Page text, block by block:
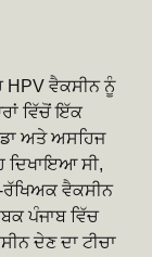
ਵੈਕਸੀਨ ਨੂੰ
ਵਿੱਚੋਂ ਇੱਕ
ਅਤੇ ਅਸਹਿਜ
ਦਿਖਾਇਆ ਸੀ,
ਵੈਕਸੀਨ
ਪੰਜਾਬ ਵਿੱਚ
ਦੇਣ ਦਾ ਟੀਚਾ